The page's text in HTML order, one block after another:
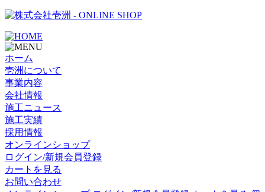
- ONLINE SHOP
ホーム
壱洲について
事業内容
会社情報
施工ニュース
施工実績
採用情報
オンラインショップ
ログイン/新規会員登録
カートを見る
お問い合わせ